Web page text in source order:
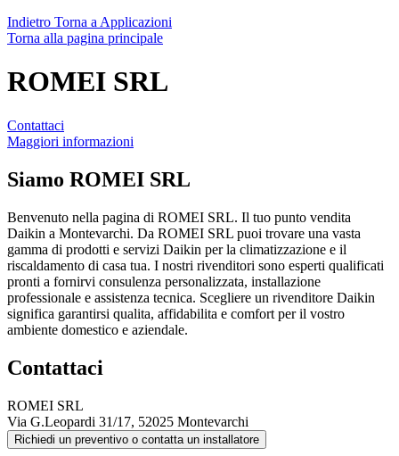
Indietro Torna a Applicazioni
Torna alla pagina principale
ROMEI SRL
Contattaci
Maggiori informazioni
Siamo ROMEI SRL
Benvenuto nella pagina di ROMEI SRL. Il tuo punto vendita
Daikin a Montevarchi. Da ROMEI SRL puoi trovare una vasta
gamma di prodotti e servizi Daikin per la climatizzazione e il
riscaldamento di casa tua. I nostri rivenditori sono esperti qualificati
pronti a fornirvi consulenza personalizzata, installazione
professionale e assistenza tecnica. Scegliere un rivenditore Daikin
significa garantirsi qualita, affidabilita e comfort per il vostro
ambiente domestico e aziendale.
Contattaci
ROMEI SRL
Via G.Leopardi 31/17, 52025 Montevarchi
Richiedi un preventivo o contatta un installatore